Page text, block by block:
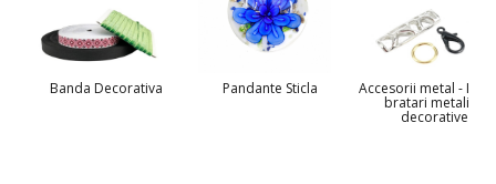
Banda Decorativa Pandante Sticla Accesorii metal -
bratari metalice
decorative